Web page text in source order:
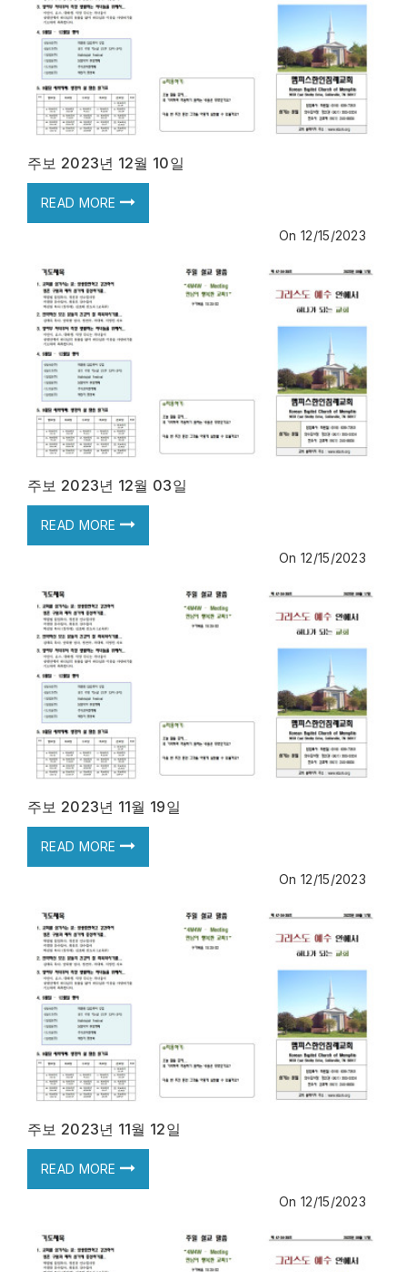
주보 2023년 12월 10일
READ MORE
On 12/15/2023
주보 2023년 12월 03일
READ MORE
On 12/15/2023
주보 2023년 11월 19일
READ MORE
On 12/15/2023
주보 2023년 11월 12일
READ MORE
On 12/15/2023